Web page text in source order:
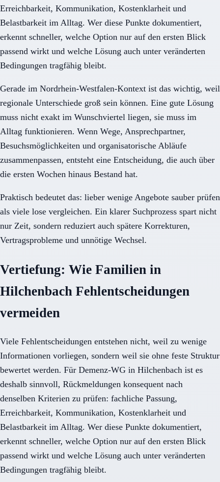
Erreichbarkeit, Kommunikation, Kostenklarheit und
Belastbarkeit im Alltag. Wer diese Punkte dokumentiert,
erkennt schneller, welche Option nur auf den ersten Blick
passend wirkt und welche Lösung auch unter veränderten
Bedingungen tragfähig bleibt.
Gerade im Nordrhein-Westfalen-Kontext ist das wichtig, weil
regionale Unterschiede groß sein können. Eine gute Lösung
muss nicht exakt im Wunschviertel liegen, sie muss im
Alltag funktionieren. Wenn Wege, Ansprechpartner,
Besuchsmöglichkeiten und organisatorische Abläufe
zusammenpassen, entsteht eine Entscheidung, die auch über
die ersten Wochen hinaus Bestand hat.
Praktisch bedeutet das: lieber wenige Angebote sauber prüfen
als viele lose vergleichen. Ein klarer Suchprozess spart nicht
nur Zeit, sondern reduziert auch spätere Korrekturen,
Vertragsprobleme und unnötige Wechsel.
Vertiefung: Wie Familien in
Hilchenbach Fehlentscheidungen
vermeiden
Viele Fehlentscheidungen entstehen nicht, weil zu wenige
Informationen vorliegen, sondern weil sie ohne feste Struktur
bewertet werden. Für Demenz-WG in Hilchenbach ist es
deshalb sinnvoll, Rückmeldungen konsequent nach
denselben Kriterien zu prüfen: fachliche Passung,
Erreichbarkeit, Kommunikation, Kostenklarheit und
Belastbarkeit im Alltag. Wer diese Punkte dokumentiert,
erkennt schneller, welche Option nur auf den ersten Blick
passend wirkt und welche Lösung auch unter veränderten
Bedingungen tragfähig bleibt.